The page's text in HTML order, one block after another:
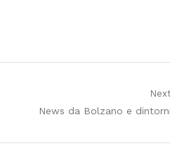
Next
News da Bolzano e dintorni